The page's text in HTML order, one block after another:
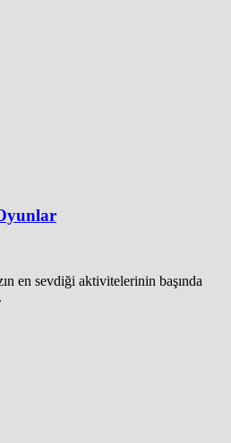
en sevdiği aktivitelerinin başında